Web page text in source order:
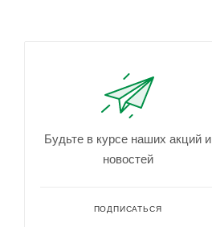
Будьте в курсе наших акций и
новостей
ПОДПИСАТЬСЯ